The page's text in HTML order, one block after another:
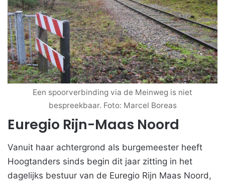
Een spoorverbinding via de Meinweg is niet
bespreekbaar. Foto: Marcel Boreas
Euregio Rijn-Maas Noord
Vanuit haar achtergrond als burgemeester heeft
Hoogtanders sinds begin dit jaar zitting in het
dagelijks bestuur van de Euregio Rijn Maas Noord,